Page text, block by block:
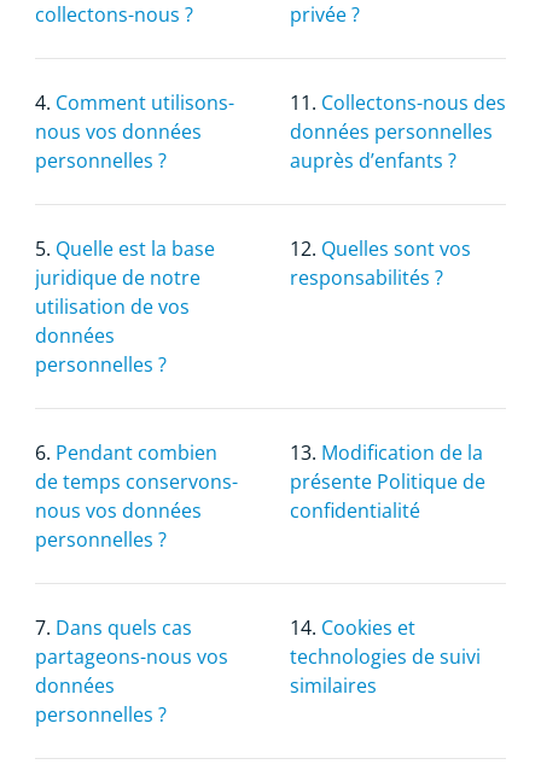
collectons-nous ?
privée ?
4. Comment utilisons-
nous vos données
personnelles ?
11. Collectons-nous des
données personnelles
auprès d’enfants ?
5. Quelle est la base
juridique de notre
utilisation de vos
données
personnelles ?
12. Quelles sont vos
responsabilités ?
6. Pendant combien
de temps conservons-
nous vos données
personnelles ?
13. Modification de la
présente Politique de
confidentialité
7. Dans quels cas
partageons-nous vos
données
personnelles ?
14. Cookies et
technologies de suivi
similaires